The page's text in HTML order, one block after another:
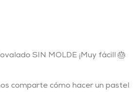
SIN MOLDE ¡Muy fácil! 🎂
comparte cómo hacer un pastel